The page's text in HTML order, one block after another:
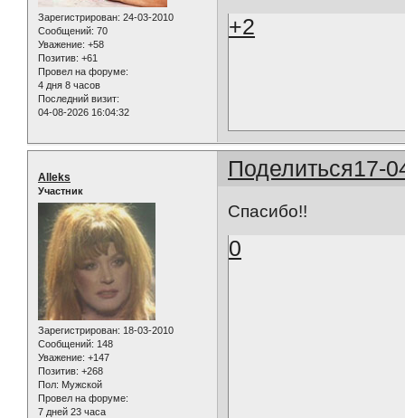
Зарегистрирован: 24-03-2010
Сообщений: 70
Уважение: +58
Позитив: +61
Провел на форуме:
4 дня 8 часов
Последний визит:
04-08-2026 16:04:32
+2
Поделиться17-
Alleks
Участник
Зарегистрирован: 18-03-2010
Сообщений: 148
Уважение: +147
Позитив: +268
Пол: Мужской
Провел на форуме:
7 дней 23 часа
Спасибо!!
0